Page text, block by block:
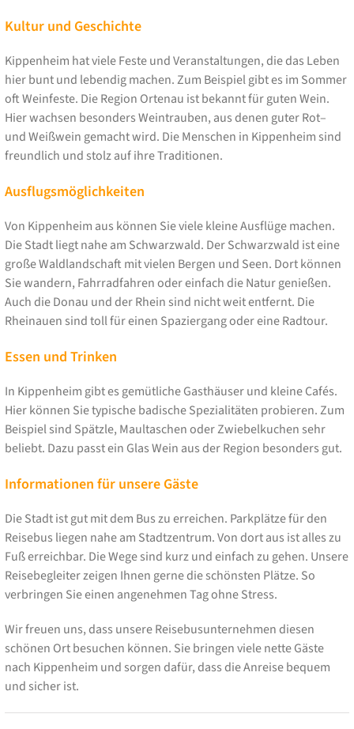
Kultur und Geschichte
Kippenheim hat viele Feste und Veranstaltungen, die das Leben
hier bunt und lebendig machen. Zum Beispiel gibt es im Sommer
oft Weinfeste. Die Region Ortenau ist bekannt für guten Wein.
Hier wachsen besonders Weintrauben, aus denen guter Rot–
und Weißwein gemacht wird. Die Menschen in Kippenheim sind
freundlich und stolz auf ihre Traditionen.
Ausflugsmöglichkeiten
Von Kippenheim aus können Sie viele kleine Ausflüge machen.
Die Stadt liegt nahe am Schwarzwald. Der Schwarzwald ist eine
große Waldlandschaft mit vielen Bergen und Seen. Dort können
Sie wandern, Fahrradfahren oder einfach die Natur genießen.
Auch die Donau und der Rhein sind nicht weit entfernt. Die
Rheinauen sind toll für einen Spaziergang oder eine Radtour.
Essen und Trinken
In Kippenheim gibt es gemütliche Gasthäuser und kleine Cafés.
Hier können Sie typische badische Spezialitäten probieren. Zum
Beispiel sind Spätzle, Maultaschen oder Zwiebelkuchen sehr
beliebt. Dazu passt ein Glas Wein aus der Region besonders gut.
Informationen für unsere Gäste
Die Stadt ist gut mit dem Bus zu erreichen. Parkplätze für den
Reisebus liegen nahe am Stadtzentrum. Von dort aus ist alles zu
Fuß erreichbar. Die Wege sind kurz und einfach zu gehen. Unsere
Reisebegleiter zeigen Ihnen gerne die schönsten Plätze. So
verbringen Sie einen angenehmen Tag ohne Stress.
Wir freuen uns, dass unsere Reisebusunternehmen diesen
schönen Ort besuchen können. Sie bringen viele nette Gäste
nach Kippenheim und sorgen dafür, dass die Anreise bequem
und sicher ist.